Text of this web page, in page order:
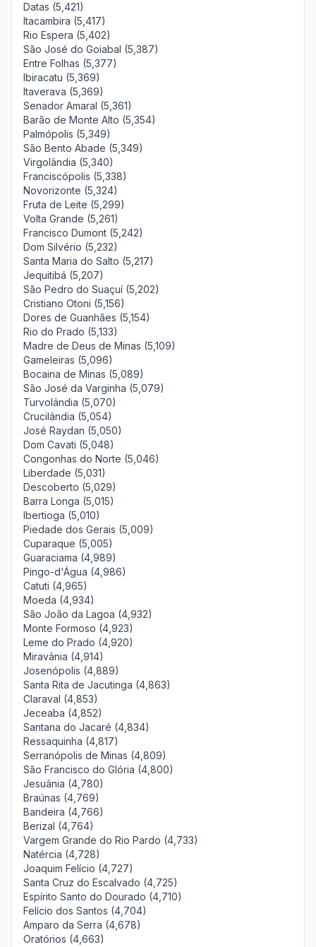
Datas (5,421)
Itacambira (5,417)
Rio Espera (5,402)
São José do Goiabal (5,387)
Entre Folhas (5,377)
Ibiracatu (5,369)
Itaverava (5,369)
Senador Amaral (5,361)
Barão de Monte Alto (5,354)
Palmópolis (5,349)
São Bento Abade (5,349)
Virgolândia (5,340)
Franciscópolis (5,338)
Novorizonte (5,324)
Fruta de Leite (5,299)
Volta Grande (5,261)
Francisco Dumont (5,242)
Dom Silvério (5,232)
Santa Maria do Salto (5,217)
Jequitibá (5,207)
São Pedro do Suaçuí (5,202)
Cristiano Otoni (5,156)
Dores de Guanhães (5,154)
Rio do Prado (5,133)
Madre de Deus de Minas (5,109)
Gameleiras (5,096)
Bocaina de Minas (5,089)
São José da Varginha (5,079)
Turvolândia (5,070)
Crucilândia (5,054)
José Raydan (5,050)
Dom Cavati (5,048)
Congonhas do Norte (5,046)
Liberdade (5,031)
Descoberto (5,029)
Barra Longa (5,015)
Ibertioga (5,010)
Piedade dos Gerais (5,009)
Cuparaque (5,005)
Guaraciama (4,989)
Pingo-d'Água (4,986)
Catuti (4,965)
Moeda (4,934)
São João da Lagoa (4,932)
Monte Formoso (4,923)
Leme do Prado (4,920)
Miravânia (4,914)
Josenópolis (4,889)
Santa Rita de Jacutinga (4,863)
Claraval (4,853)
Jeceaba (4,852)
Santana do Jacaré (4,834)
Ressaquinha (4,817)
Serranópolis de Minas (4,809)
São Francisco do Glória (4,800)
Jesuânia (4,780)
Braúnas (4,769)
Bandeira (4,766)
Berizal (4,764)
Vargem Grande do Rio Pardo (4,733)
Natércia (4,728)
Joaquim Felício (4,727)
Santa Cruz do Escalvado (4,725)
Espírito Santo do Dourado (4,710)
Felício dos Santos (4,704)
Amparo da Serra (4,678)
Oratórios (4,663)